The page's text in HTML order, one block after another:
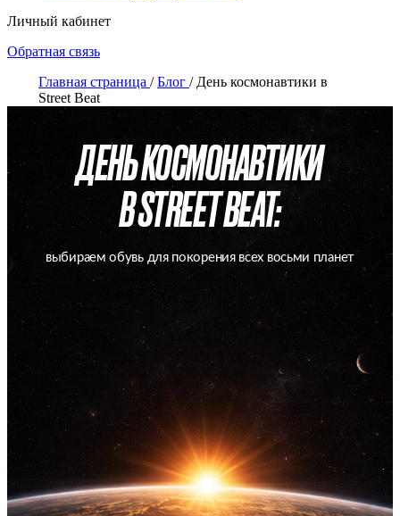
Личный кабинет
Обратная связь
Главная страница / Блог / День космонавтики в
Street Beat
ДЕНЬ КОСМОНАВТИКИ
В STREET BEAT:
выбираем обувь для покорения всех восьми планет